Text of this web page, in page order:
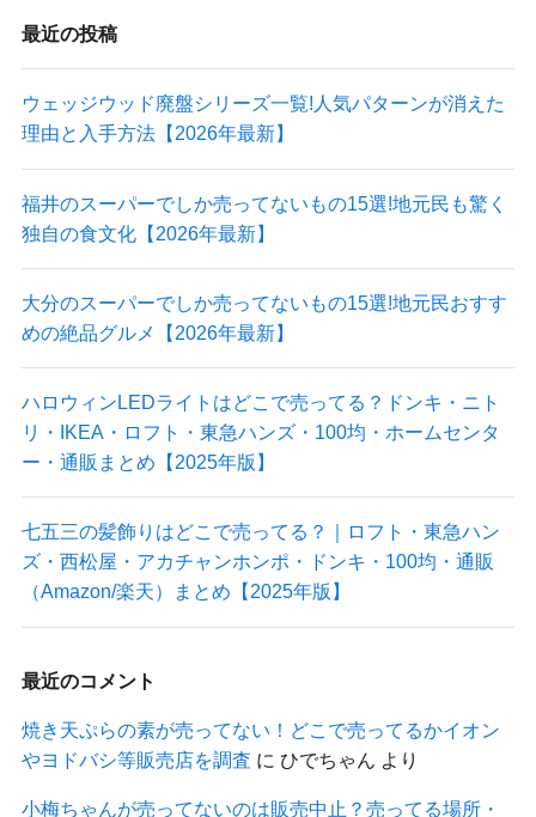
最近の投稿
ウェッジウッド廃盤シリーズ一覧!人気パターンが消えた
理由と入手方法【2026年最新】
福井のスーパーでしか売ってないもの15選!地元民も驚く
独自の食文化【2026年最新】
大分のスーパーでしか売ってないもの15選!地元民おすす
めの絶品グルメ【2026年最新】
ハロウィンLEDライトはどこで売ってる？ドンキ・ニト
リ・IKEA・ロフト・東急ハンズ・100均・ホームセンタ
ー・通販まとめ【2025年版】
七五三の髪飾りはどこで売ってる？｜ロフト・東急ハン
ズ・西松屋・アカチャンホンポ・ドンキ・100均・通販
（Amazon/楽天）まとめ【2025年版】
最近のコメント
焼き天ぷらの素が売ってない！どこで売ってるかイオン
やヨドバシ等販売店を調査 に ひでちゃん より
小梅ちゃんが売ってないのは販売中止？売ってる場所・